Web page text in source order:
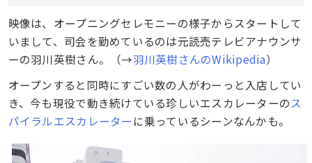
映像は、オープニングセレモニーの様子からスタートして
いまして、司会を勤めているのは元読売テレビアナウンサ
ーの羽川英樹さん。（→羽川英樹さんのWikipedia）
オープンすると同時にすごい数の人がわーっと入店してい
き、今も現役で動き続けている珍しいエスカレーターのス
パイラルエスカレーター に乗っているシーンなんかも。